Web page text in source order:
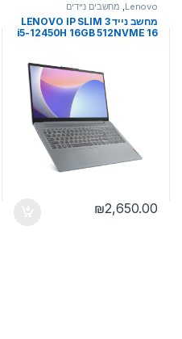
Lenovo
, מחשבים ניידים
מחשב נייד LENOVO IP SLIM 3
i5-12450H 16GB 512NVME 16
₪2,650.00